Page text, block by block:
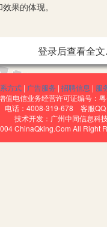
果的体现。
考察、感知研究对象并
。第二对比观察法是在
察法主要用于研究对象
登录后查看全文
方式 | 广告服务 | 招聘信息 | 服
值电信业务经营许可证编号：
电话：4008-319-678 客服
技术开发：广州中同信息科
ChinaQking.Com All Right